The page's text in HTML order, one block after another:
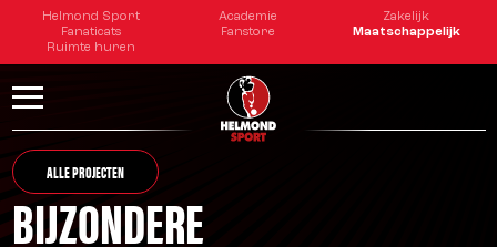
Helmond Sport Academie
Zakelijk
Fanaticats
Fanstore
Maatschappelijk
Ruimte huren
ALLE PROJECTEN
BIJZONDERE